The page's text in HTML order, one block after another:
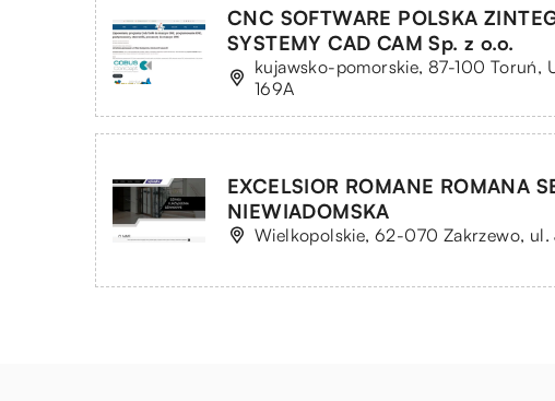
CNC SOFTWARE POLSKA
SYSTEMY CAD CAM Sp. z o.o.
kujawsko-pomorskie, 87-100 Toruń,
169A
EXCELSIOR ROMANE ROMANA
NIEWIADOMSKA
Wielkopolskie, 62-070 Zakrzewo, ul.